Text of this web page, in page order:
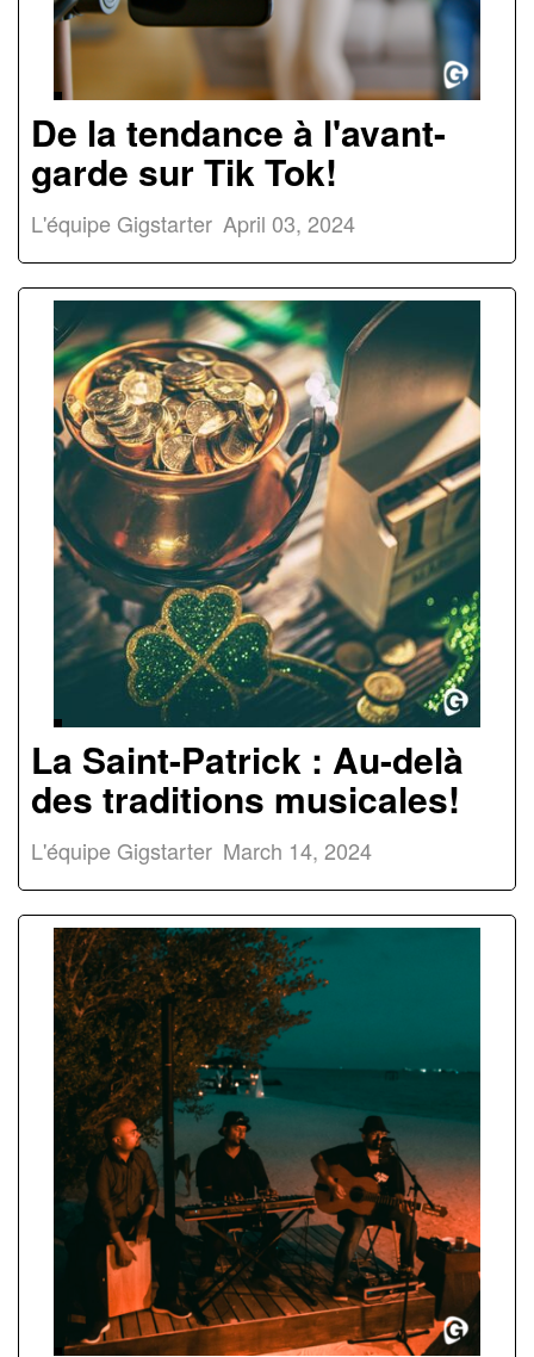
De la tendance à l'avant-
garde sur Tik Tok!
L'équipe Gigstarter April 03, 2024
La Saint-Patrick : Au-delà
des traditions musicales!
L'équipe Gigstarter March 14, 2024